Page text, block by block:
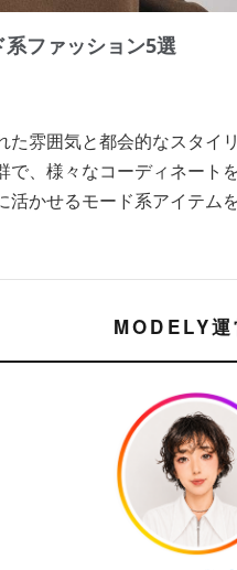
ファッション5選
た雰囲気と都会的なスタイ
、様々なコーディネート
かせるモード系アイテム
MODELY運